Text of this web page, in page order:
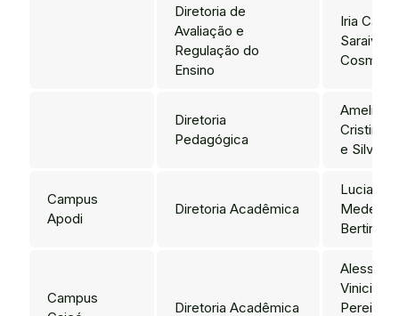
Diretoria de
Avaliação e
Regulação do
Ensino
Iria Caline
Saraiva
Cosme
Diretoria
Pedagógica
Amelia
Cristina
e Silva
Campus
Apodi
Diretoria Acadêmica
Luciana
Medeiros
Bertini
Campus
Diretoria Acadêmica
Vinicius
Pereira